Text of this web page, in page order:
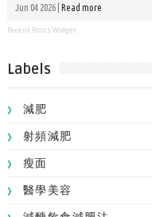
Jun 04 2026 | Read more
Recent Posts Widget
Labels
減肥
射頻減肥
瘦面
醫學美容